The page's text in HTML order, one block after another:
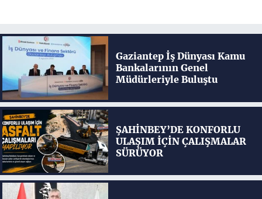
Gaziantep İş Dünyası Kamu
Bankalarının Genel
Müdürleriyle Buluştu
ŞAHİNBEY’DE KONFORLU
ULAŞIM İÇİN ÇALIŞMALAR
SÜRÜYOR